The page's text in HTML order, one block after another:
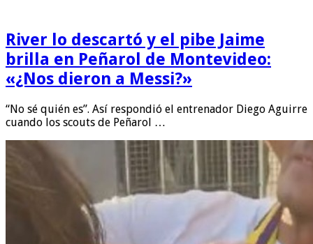
River lo descartó y el pibe Jaime
brilla en Peñarol de Montevideo:
«¿Nos dieron a Messi?»
“No sé quién es”. Así respondió el entrenador Diego Aguirre
cuando los scouts de Peñarol …